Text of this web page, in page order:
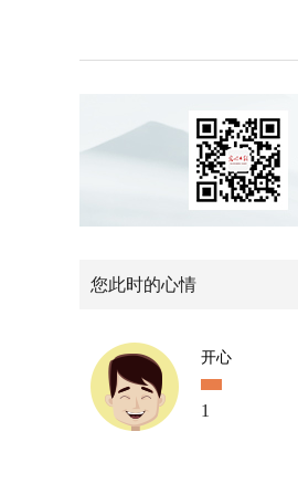
您此时的心情
开心
1